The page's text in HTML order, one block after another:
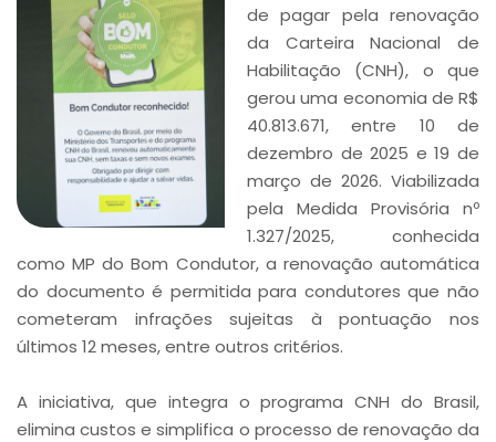
de pagar pela renovação
da Carteira Nacional de
Habilitação (CNH), o que
gerou uma economia de R$
40.813.671, entre 10 de
dezembro de 2025 e 19 de
março de 2026. Viabilizada
pela Medida Provisória nº
1.327/2025, conhecida
como MP do Bom Condutor, a renovação automática
do documento é permitida para condutores que não
cometeram infrações sujeitas à pontuação nos
últimos 12 meses, entre outros critérios.
A iniciativa, que integra o programa CNH do Brasil,
elimina custos e simplifica o processo de renovação da